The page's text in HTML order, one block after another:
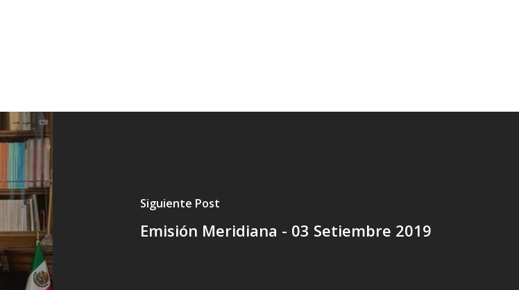
Siguiente Post
Emisión Meridiana - 03 Setiembre 2019